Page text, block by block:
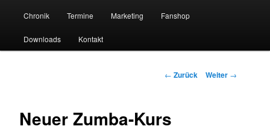
Inhalt
wechseln
sekundären
Inhalt
Chronik Termine Marketing Fanshop
Downloads Kontakt
Beitrags-
← Zurück Weiter →
Neuer Zumba-Kurs